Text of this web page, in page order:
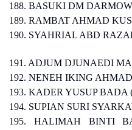
188. BASUKI DM
189. RAMBAT AHMAD
190. SYAHRIAL ABD
191. ADJUM DJUNAEDI
192. NENEH IKING
193. KADER YUSUP
194. SUPIAN SURI
195. HALIMAH BINTI